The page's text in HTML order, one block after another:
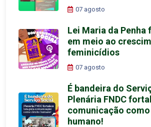
07 agosto
Lei Maria da Penha
em meio ao
feminicídios
07 agosto
É bandeira do
Plenária FNDC
comunicação
humano!